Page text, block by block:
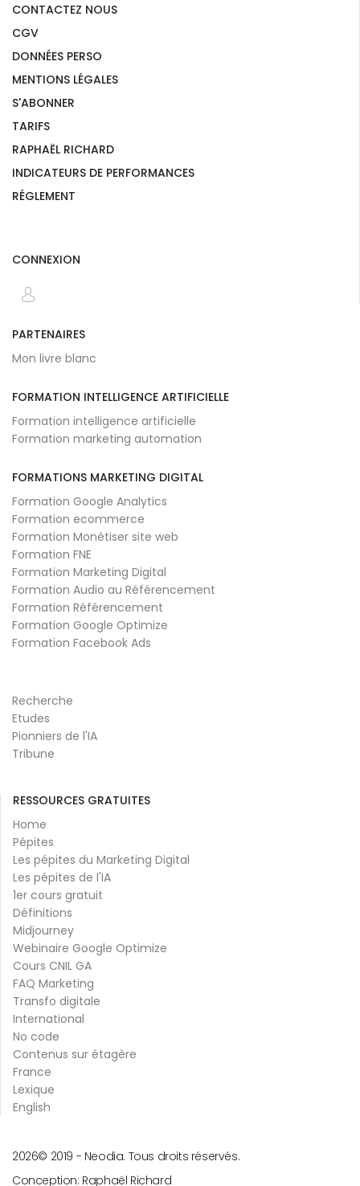
CONTACTEZ NOUS
CGV
DONNÉES PERSO
MENTIONS LÉGALES
S'ABONNER
TARIFS
RAPHAËL RICHARD
INDICATEURS DE PERFORMANCES
RÉGLEMENT
CONNEXION
PARTENAIRES
Mon livre blanc
FORMATION INTELLIGENCE ARTIFICIELLE
Formation intelligence artificielle
Formation marketing automation
FORMATIONS MARKETING DIGITAL
Formation Google Analytics
Formation ecommerce
Formation Monétiser site web
Formation FNE
Formation Marketing Digital
Formation Audio au Référencement
Formation Référencement
Formation Google Optimize
Formation Facebook Ads
Recherche
Etudes
Pionniers de l'IA
Tribune
RESSOURCES GRATUITES
Home
Pépites
Les pépites du Marketing Digital
Les pépites de l'IA
1er cours gratuit
Définitions
Midjourney
Webinaire Google Optimize
Cours CNIL GA
FAQ Marketing
Transfo digitale
International
No code
Contenus sur étagère
France
Lexique
English
© 2019 -
2026
Neodia. Tous droits réservés.
Conception: Raphaël Richard